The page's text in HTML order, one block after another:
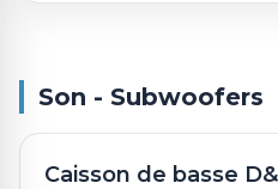
Son - Subwoofers
Caisson de basse